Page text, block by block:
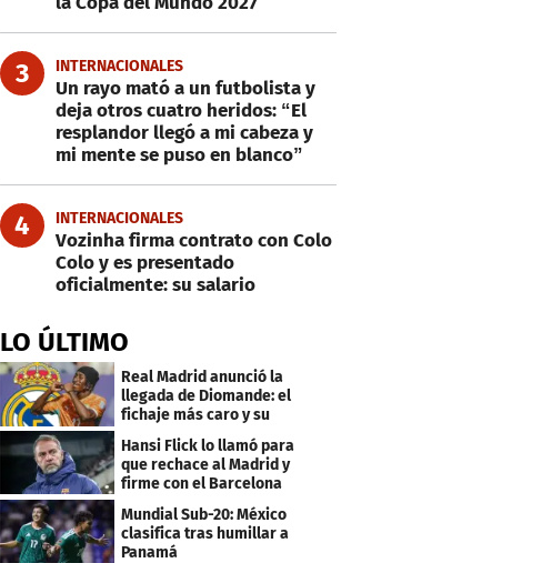
3 INTERNACIONALES
Un rayo mató a un futbolista y
deja otros cuatro heridos: “El
resplandor llegó a mi cabeza y
mi mente se puso en blanco”
4 INTERNACIONALES
Vozinha firma contrato con Colo
Colo y es presentado
oficialmente: su salario
LO ÚLTIMO
Real Madrid anunció la
llegada de Diomande: el
fichaje más caro y su
contrato
Hansi Flick lo llamó para
que rechace al Madrid y
firme con el Barcelona
Mundial Sub-20: México
clasifica tras humillar a
Panamá